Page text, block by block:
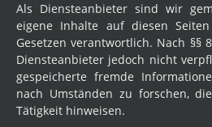
Als Diensteanbieter sind wir
eigene Inhalte auf diesen
Gesetzen verantwortlich. Nach §§
Diensteanbieter jedoch nicht
gespeicherte fremde
nach Umständen zu forschen,
Tätigkeit hinweisen.